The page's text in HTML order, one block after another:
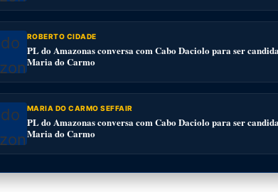
ROBERTO CIDADE
PL do Amazonas conversa com Cabo Daciolo para ser
Maria do Carmo
MARIA DO CARMO SEFFAIR
PL do Amazonas conversa com Cabo Daciolo para ser
Maria do Carmo